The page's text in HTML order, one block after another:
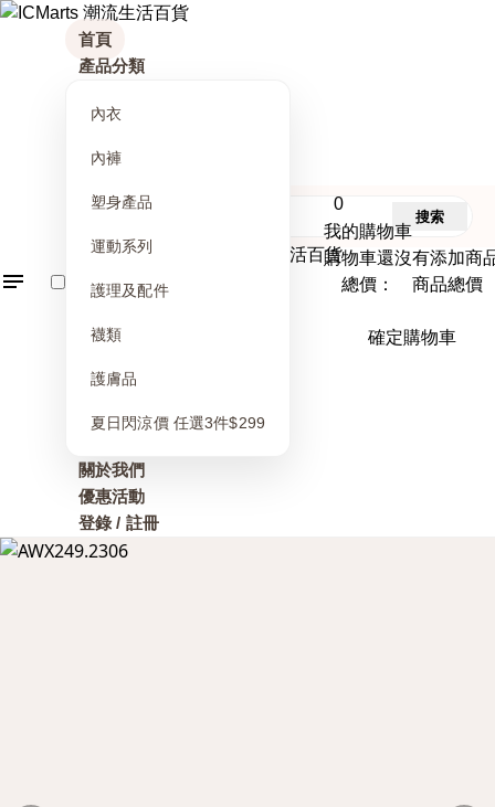
首頁
產品分類
內衣
內褲
塑身產品
運動系列
護理及配件
襪類
護膚品
夏日閃涼價 任選3件$299
關於我們
優惠活動
登錄 / 註冊
0
我的購物車
購物車還沒有添加商
總價： 商品總價
確定購物車
搜索